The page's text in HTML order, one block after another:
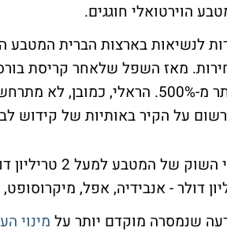
הוירטואלי חוגגים.
לנשיאות בארצות הברית המטבע
16 אלף דולר, הוא זינק כבר ביותר מ-
על הקיר באותיות של קידוש
העליה האחרונה
שנמסרה מוקדם יותר על מינוי